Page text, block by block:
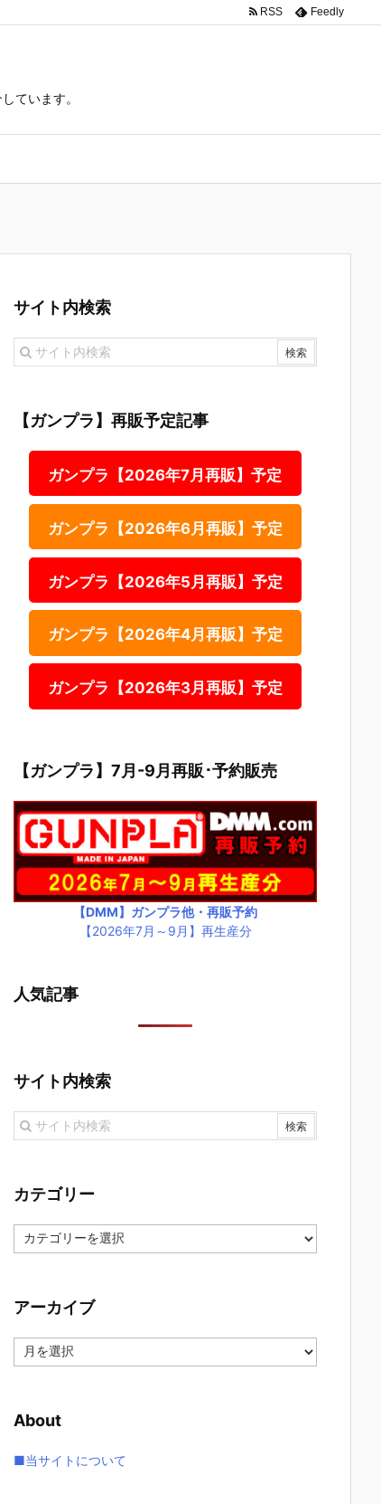
ています。
RSS Feedly
サイト内検索
【ガンプラ】再販予定記事
ガンプラ【2026年7月再販】予定
ガンプラ【2026年6月再販】予定
ガンプラ【2026年5月再販】予定
ガンプラ【2026年4月再販】予定
ガンプラ【2026年3月再販】予定
【ガンプラ】7月-9月再販･予約販売
【DMM】ガンプラ他・再販予約
【2026年7月～9月】再生産分
人気記事
サイト内検索
カテゴリー
カ
テ
ー
アーカイブ
ー
ブ
About
■当サイトについて